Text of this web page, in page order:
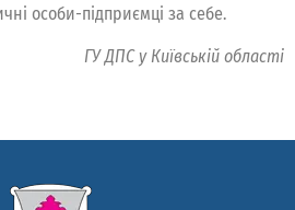
особи-підприємці за себе.
ГУ ДПС у Київській області